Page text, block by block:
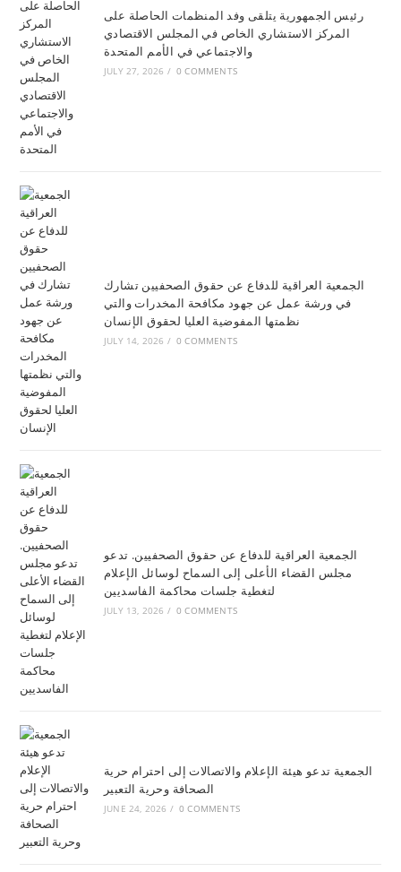
رئيس الجمهورية يتلقى وفد المنظمات الحاصلة على
المركز الاستشاري الخاص في المجلس الاقتصادي
والاجتماعي في الأمم المتحدة
JULY 27, 2026 / 0 COMMENTS
الجمعية العراقية للدفاع عن حقوق الصحفيين تشارك
في ورشة عمل عن جهود مكافحة المخدرات والتي
JULY 14, 2026 / 0 COMMENTS
الجمعية العراقية للدفاع عن حقوق الصحفيين. تدعو
مجلس القضاء الأعلى إلى السماح لوسائل الإعلام
JULY 13, 2026 / 0 COMMENTS
الجمعية تدعو هيئة الإعلام والاتصالات إلى احترام حرية
الصحافة وحرية التعبير
JUNE 24, 2026 / 0 COMMENTS